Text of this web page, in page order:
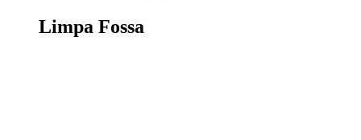
Limpa Fossa